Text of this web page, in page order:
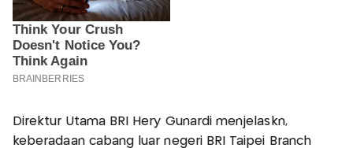
Direktur Utama BRI Hery Gunardi menjelaskn,
keberadaan cabang luar negeri BRI Taipei Branch